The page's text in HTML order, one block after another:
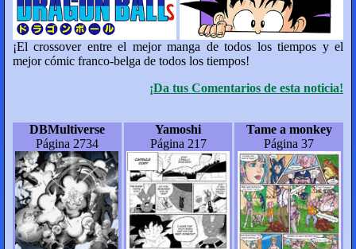
¡El crossover entre el mejor manga de todos los tiempos y el
mejor cómic franco-belga de todos los tiempos!
¡Da tus Comentarios de esta noticia!
DBMultiverse
Página 2734
Yamoshi
Página 217
Tame a monkey
Página 37